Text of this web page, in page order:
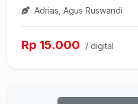
Adrias, Agus Ruswandi
Rp 15.000 / digital